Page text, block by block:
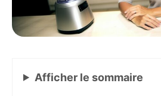
Afficher le sommaire